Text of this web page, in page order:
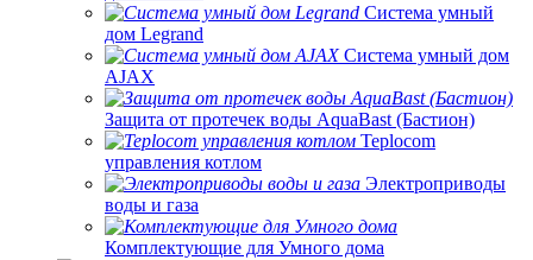
Система умный
дом Legrand
Система умный дом
AJAX
Защита от протечек воды AquaBast (Бастион)
Teplocom
управления котлом
Электроприводы
воды и газа
Комплектующие для Умного дома